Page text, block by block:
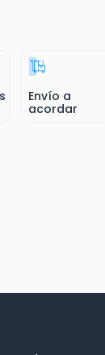
Envío a
acordar